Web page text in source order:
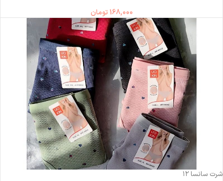
168,000 تومان
شرت سانسا ۱۲